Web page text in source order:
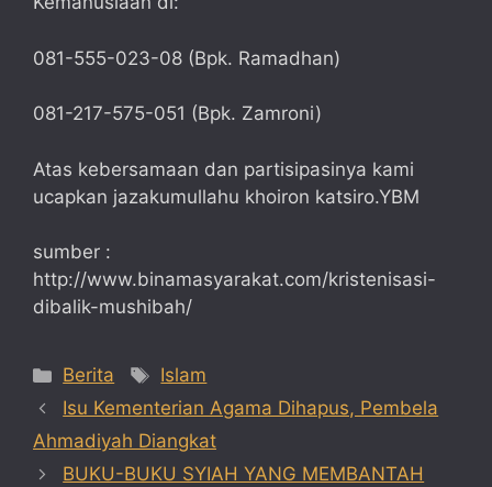
081-555-023-08 (Bpk. Ramadhan)
081-217-575-051 (Bpk. Zamroni)
Atas kebersamaan dan partisipasinya kami
ucapkan jazakumullahu khoiron katsiro.YBM
sumber :
http://www.binamasyarakat.com/kristenisasi-
dibalik-mushibah/
Categories
Berita Tags
Islam
Isu Kementerian Agama Dihapus, Pembela
Ahmadiyah Diangkat
BUKU-BUKU SYIAH YANG MEMBANTAH